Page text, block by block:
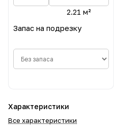
2.21 м²
Запас на подрезку
Характеристики
Все характеристики